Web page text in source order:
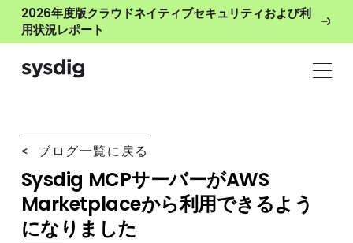
2026年度版クラウドネイティブセキュリティおよび利
用状況レポート
< ブログ一覧に戻る
Sysdig MCPサーバーがAWS
Marketplaceから利用できるよう
になりました